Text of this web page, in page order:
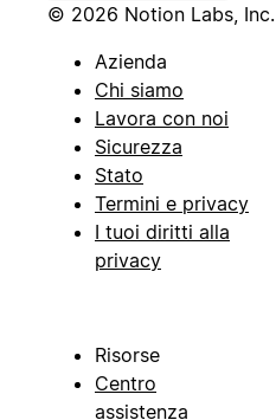
© 2026 Notion Labs, Inc.
Azienda
Chi siamo
Lavora con noi
Sicurezza
Stato
Termini e privacy
I tuoi diritti alla
privacy
Risorse
Centro
assistenza